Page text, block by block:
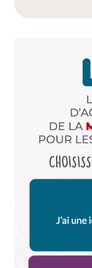
Dis-nous tout*
Enregistrer
navigateur